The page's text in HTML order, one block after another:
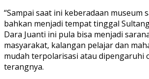
“Sampai saat ini keberadaan museum
bahkan menjadi tempat tinggal
Dara Juanti ini pula bisa menjadi
masyarakat, kalangan pelajar dan
mudah terpolarisasi atau dipengaruhi
terangnya.